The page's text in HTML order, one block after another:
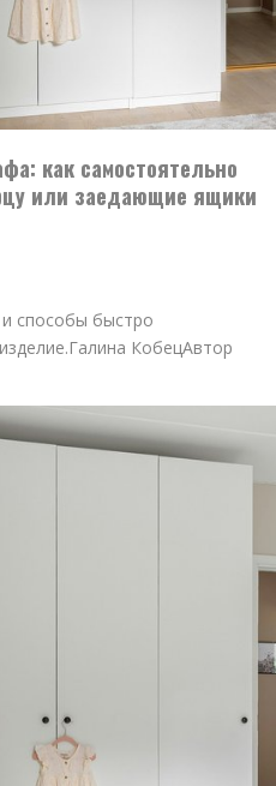
как самостоятельно
или заедающие ящики
способы быстро
КобецАвтор